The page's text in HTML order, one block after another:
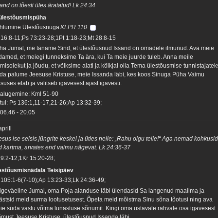
on tõesti üles äratatud! Lk 24:34
ÜlestõusnugaKLPR 110
11;Ps 73:23-28;1Pt 1:18-23;Mt 28:8-15
Jumal, me täname Sind, et ülestõusnud Issand on omadele ilmunud. Ava meie
et meiegi tunneksime Ta ära, kui Ta meie juurde tuleb. Anna meile
ja jõudu, et võiksime alati ja kõikjal olla Tema ülestõusmise
palume Jeesuse Kristuse, meie Issanda läbi, kes koos Sinuga Püha Vaimu
elab ja valitseb igavesest ajast igavesti.
Kml 51-90
Ps 136:1,11-17,21-26;Ap 13:32-39;
06.46 - 20.05
ise seisis jüngrite keskel ja ütles neile: „Rahu olgu teile!“ Aga nemad
kartma, arvates end vaimu nägevat. Lk 24:36-37
12;1Kr 15:20-28;
Teisipäev
6(7-10);Ap 13:23-33;Lk 24:36-49;
Jumal, oma Poja alanduse läbi ülendasid Sa langenud maailma ja
meid surma lootusetusest. Õpeta meid mõistma Sinu sõna tõotusi ning ava
süda vastu võtma lunastuse sõnumit. Kingi oma ustavale rahvale osa igavesest